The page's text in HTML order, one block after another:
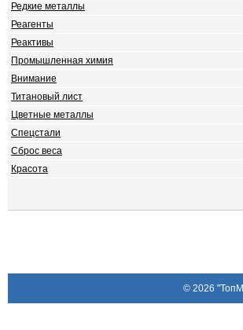
Редкие металлы
Реагенты
Реактивы
Промышленная химия
Внимание
Титановый лист
Цветные металлы
Спецстали
Сброс веса
Красота
© 2026